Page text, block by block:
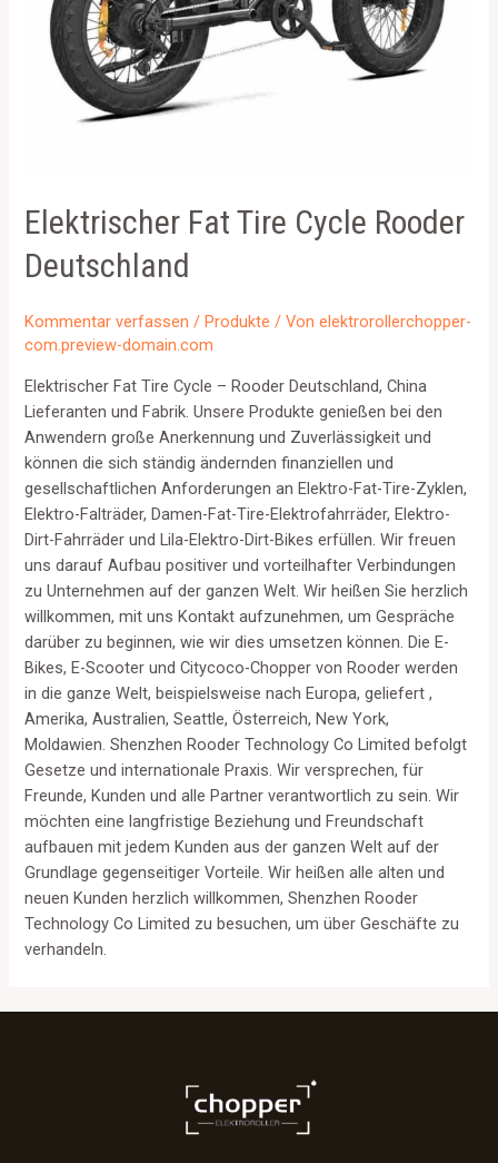
Elektrischer Fat Tire Cycle Rooder
Deutschland
Kommentar verfassen / Produkte / Vonelektrorollerchopper-
com.preview-domain.com
Elektrischer Fat Tire Cycle – Rooder Deutschland, China
Lieferanten und Fabrik. Unsere Produkte genießen bei den
Anwendern große Anerkennung und Zuverlässigkeit und
können die sich ständig ändernden finanziellen und
gesellschaftlichen Anforderungen an Elektro-Fat-Tire-Zyklen,
Elektro-Falträder, Damen-Fat-Tire-Elektrofahrräder, Elektro-
Dirt-Fahrräder und Lila-Elektro-Dirt-Bikes erfüllen. Wir freuen
uns darauf Aufbau positiver und vorteilhafter Verbindungen
zu Unternehmen auf der ganzen Welt. Wir heißen Sie herzlich
willkommen, mit uns Kontakt aufzunehmen, um Gespräche
darüber zu beginnen, wie wir dies umsetzen können. Die E-
Bikes, E-Scooter und Citycoco-Chopper von Rooder werden
in die ganze Welt, beispielsweise nach Europa, geliefert ,
Amerika, Australien, Seattle, Österreich, New York,
Moldawien. Shenzhen Rooder Technology Co Limited befolgt
Gesetze und internationale Praxis. Wir versprechen, für
Freunde, Kunden und alle Partner verantwortlich zu sein. Wir
möchten eine langfristige Beziehung und Freundschaft
aufbauen mit jedem Kunden aus der ganzen Welt auf der
Grundlage gegenseitiger Vorteile. Wir heißen alle alten und
neuen Kunden herzlich willkommen, Shenzhen Rooder
Technology Co Limited zu besuchen, um über Geschäfte zu
verhandeln.